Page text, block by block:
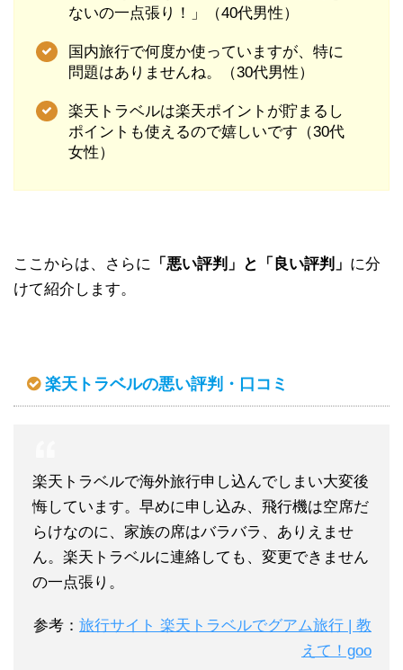
ないの一点張り！」（40代男性）
国内旅行で何度か使っていますが、特に
問題はありませんね。（30代男性）
楽天トラベルは楽天ポイントが貯まるし
ポイントも使えるので嬉しいです（30代
女性）
ここからは、さらに 「悪い評判」と「良い評判」 に分
けて紹介します。
楽天トラベルの悪い評判・口コミ
楽天トラベルで海外旅行申し込んでしまい大変後
悔しています。 早めに申し込み、飛行機は空席だ
らけなのに、家族の席はバラバラ、 ありえませ
ん。楽天トラベルに連絡しても、変更できません
の一点張り。
参考： 旅行サイト 楽天トラベルでグアム旅行 | 教
えて！goo